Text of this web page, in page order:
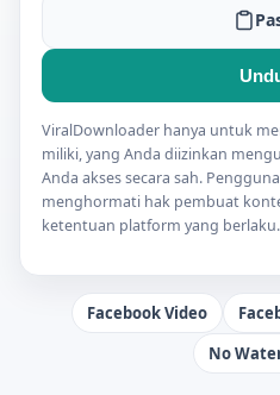
ViralDownloader hanya untuk
miliki, yang Anda diizinkan
Anda akses secara sah.
menghormati hak pembuat
ketentuan platform yang berlaku.
Facebook Video
No